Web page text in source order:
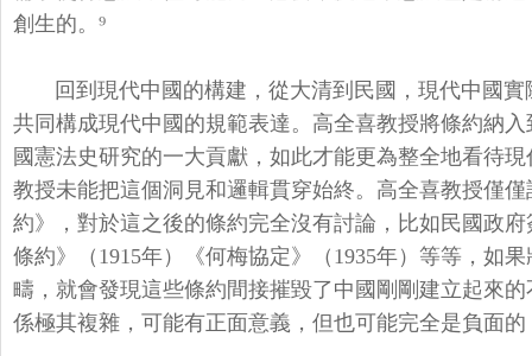
創生的。⁹
回到現代中國的構建，從大清到民國，現代中國實
共同構成現代中國的規範表達。 高全喜教授將條約納
國憲法史研究的一大貢獻， 如此才能更為整全地看待
教授未能把這個洞見和邏輯貫穿始終。 高全喜教授僅
約》， 對於這之後的條約完全沒有討論，比如民國政府
條約》（1915年）《何梅協定》（1935年）等等， 如果
疇， 就會發現這些條約間接摧毀了中國剛剛建立起來
係極其複雜，可能有正面意義， 但也可能完全是負面